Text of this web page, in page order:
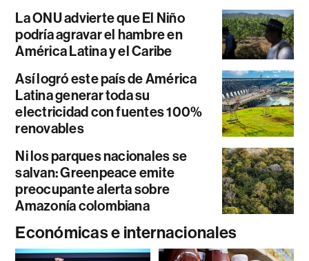
La ONU advierte que El Niño
podría agravar el hambre en
América Latina y el Caribe
Así logró este país de América
Latina generar toda su
electricidad con fuentes 100%
renovables
Ni los parques nacionales se
salvan: Greenpeace emite
preocupante alerta sobre
Amazonía colombiana
Económicas e internacionales